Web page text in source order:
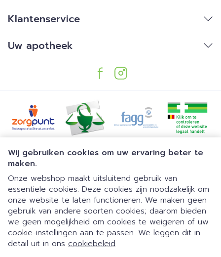
Wij gebruiken cookies om uw ervaring beter te
maken.
Onze webshop maakt uitsluitend gebruik van
essentiële cookies. Deze cookies zijn noodzakelijk om
onze website te laten functioneren. We maken geen
gebruik van andere soorten cookies; daarom bieden
we geen mogelijkheid om cookies te weigeren of uw
cookie-instellingen aan te passen. We leggen dit in
detail uit in ons cookiebeleid
1 van 1
Gemakkelijk parkeren | 24/7
automaat | Doorlopend open
Klantenservice
Uw apotheek
Juridische links